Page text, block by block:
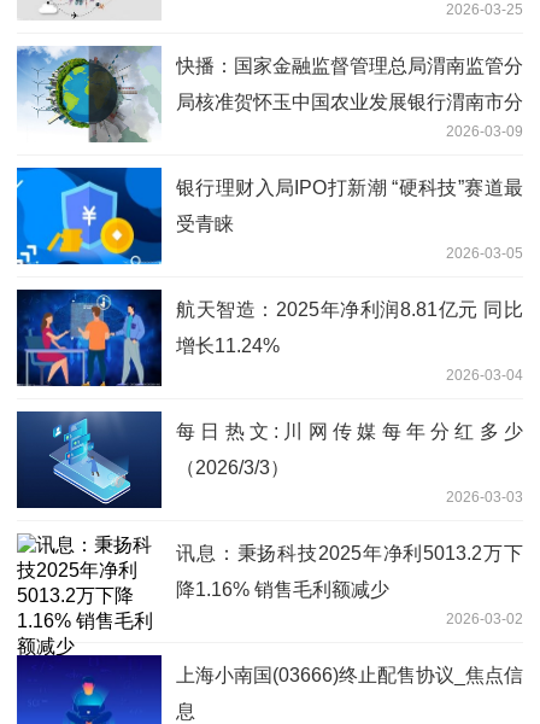
2026-03-25
快播：国家金融监督管理总局渭南监管分
局核准贺怀玉中国农业发展银行渭南市分
2026-03-09
银行理财入局IPO打新潮 “硬科技”赛道最
受青睐
2026-03-05
航天智造：2025年净利润8.81亿元 同比
增长11.24%
2026-03-04
每日热文:川网传媒每年分红多少
（2026/3/3）
2026-03-03
讯息：秉扬科技2025年净利5013.2万下
降1.16% 销售毛利额减少
2026-03-02
上海小南国(03666)终止配售协议_焦点信
息